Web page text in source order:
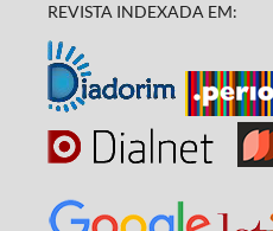
REVISTA INDEXADA EM: